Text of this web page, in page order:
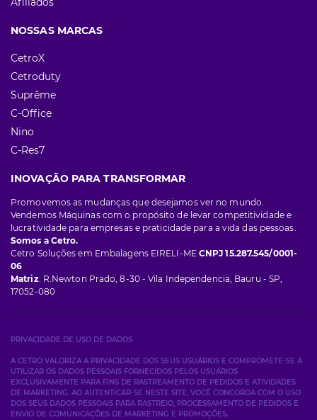
NOSSAS MARCAS
CetroX
Cetroduty
Suprême
C-Office
Nino
C-Res7
INOVAÇÃO PARA TRANSFORMAR
Promovemos as mudanças que desejamos ver no mundo.
Vendemos Máquinas com o propósito de levar competitividade e
lucratividade para empresas e praticidade para a vida das pessoas.
Somos a Cetro.
Cetro Soluções em Embalagens EIRELI-ME CNPJ 15.287.545/0001-
06
Matriz: R.Newton Prado, 8-30 - Vila Independencia, Bauru - SP,
17052-080
PRIVACIDADE DE USO DE DADOS
A CETRO VALORIZA A PRIVACIDADE DOS SEUS USUÁRIOS E COMPROMETE-SE A
UTILIZAR OS DADOS PESSOAIS FORNECIDOS PELOS USUÁRIOS
EXCLUSIVAMENTE PARA FINS DE RASTREAMENTO DE PEDIDOS E ATIVIDADES
DE MARKETING. AO AUTENTICAR-SE NESTE SITE, VOCÊ CONCORDA COM O USO
DOS SEUS DADOS PESSOAIS PARA RASTREIO, PROCESSAMENTO DE PEDIDOS E
ENVIO DE COMUNICAÇÕES DE MARKETING E PROMOÇÕES.